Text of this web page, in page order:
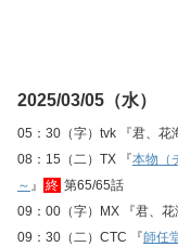
2025/03/05（水）
05：30（字）tvk 『君、花
08：15（二）TX 『本物（
～ 』 終 第65/65話
09：00（字）MX 『君、
09：30（二）CTC 『師任